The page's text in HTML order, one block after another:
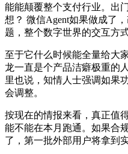
能能颠覆整个支付行业。出
想？ 微信Agent如果做成了
题，整个数字世界的交互方
至于它什么时候能全量给大
龙一直是个产品洁癖极重的
里也说，知情人士强调如果
会调整。
按现在的情报来看，真正值
能不能在本月跑通。如果合
了，第一批外部用户将拿到